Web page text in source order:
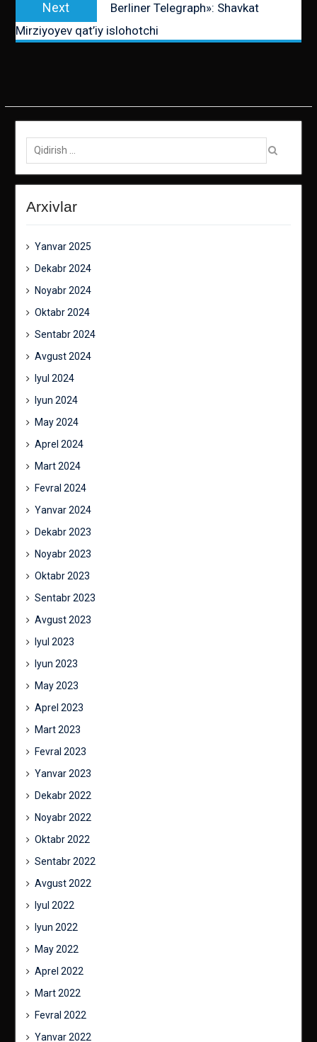
Next
post:
Berliner Telegraph»: Shavkat
Mirziyoyev qat’iy islohotchi
Qidirish:
Arxivlar
Yanvar 2025
Dekabr 2024
Noyabr 2024
Oktabr 2024
Sentabr 2024
Avgust 2024
Iyul 2024
Iyun 2024
May 2024
Aprel 2024
Mart 2024
Fevral 2024
Yanvar 2024
Dekabr 2023
Noyabr 2023
Oktabr 2023
Sentabr 2023
Avgust 2023
Iyul 2023
Iyun 2023
May 2023
Aprel 2023
Mart 2023
Fevral 2023
Yanvar 2023
Dekabr 2022
Noyabr 2022
Oktabr 2022
Sentabr 2022
Avgust 2022
Iyul 2022
Iyun 2022
May 2022
Aprel 2022
Mart 2022
Fevral 2022
Yanvar 2022